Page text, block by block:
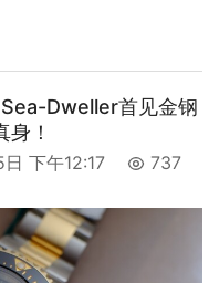
Dweller首见金钢
！
下午12:17 737